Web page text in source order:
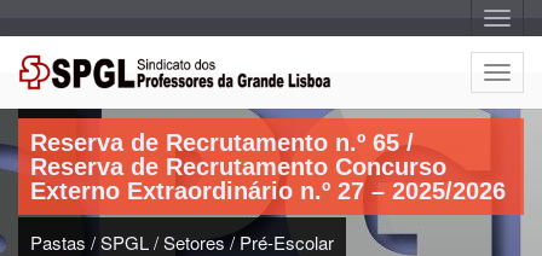
A
l
t
e
r
a
v
e
g
A
l
t
n
a
Artigo:
Reserva de Recrutamento n.º 65 /
Reserva de Recrutamento Concurso
Externo Extraordinário n.º 27 – 2025/2026
Pastas /SPGL/Setores/Pré-Escolar